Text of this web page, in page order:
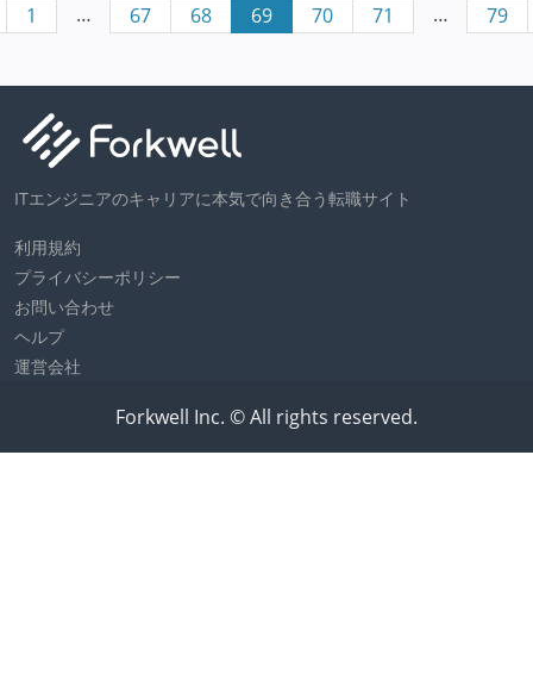
1 … 67 68 69 70 71 … 79
ITエンジニアのキャリアに本気で向き合う転職サイト
利用規約
プライバシーポリシー
お問い合わせ
ヘルプ
運営会社
Forkwell Inc. © All rights reserved.